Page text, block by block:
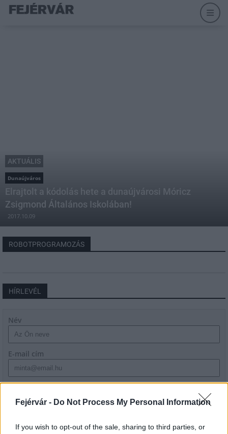
Fejérvár - Do Not Process My Personal Information
If you wish to opt-out of the sale, sharing to third parties, or
AKTUÁLIS
Dunaújváros
Elrajtolt a kódolás hete a dunaújvárosi Móricz
Zsigmond Általános Iskolában!
2017.10.09
ROBOTPROGRAMOZÁS
HÍRLEVÉL
Név
E-mail cím
szabályzatot!